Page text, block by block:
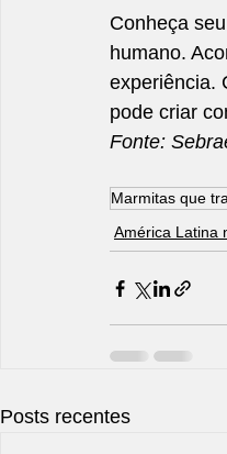
Conheça
humano.
experiência.
pode criar
Fonte:
Marmitas que
América Latina
Posts recentes